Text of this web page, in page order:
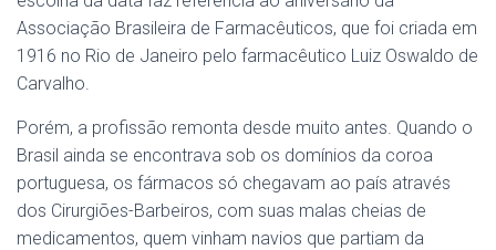
Associação Brasileira de Farmacêuticos, que foi criada em
1916 no Rio de Janeiro pelo farmacêutico Luiz Oswaldo de
Carvalho.
Porém, a profissão remonta desde muito antes. Quando o
Brasil ainda se encontrava sob os domínios da coroa
portuguesa, os fármacos só chegavam ao país através
dos Cirurgiões-Barbeiros, com suas malas cheias de
medicamentos, quem vinham navios que partiam da